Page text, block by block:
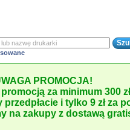
PROMOCJA!
za minimum 300
przedpłacie i tylko 9 zł za
na zakupy z dostawą